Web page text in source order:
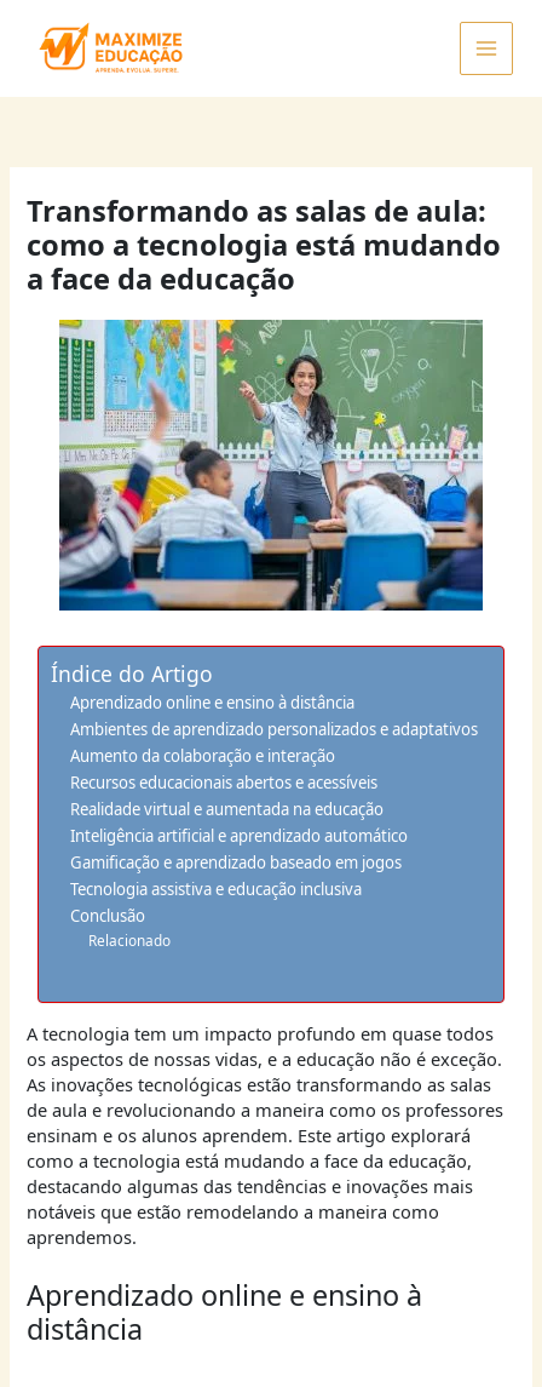
Transformando as salas de aula:
como a tecnologia está mudando
a face da educação
Índice do Artigo
Aprendizado online e ensino à distância
Ambientes de aprendizado personalizados e adaptativos
Aumento da colaboração e interação
Recursos educacionais abertos e acessíveis
Realidade virtual e aumentada na educação
Inteligência artificial e aprendizado automático
Gamificação e aprendizado baseado em jogos
Tecnologia assistiva e educação inclusiva
Conclusão
Relacionado
A tecnologia tem um impacto profundo em quase todos
os aspectos de nossas vidas, e a educação não é exceção.
As inovações tecnológicas estão transformando as salas
de aula e revolucionando a maneira como os professores
ensinam e os alunos aprendem. Este artigo explorará
como a tecnologia está mudando a face da educação,
destacando algumas das tendências e inovações mais
notáveis que estão remodelando a maneira como
aprendemos.
Aprendizado online e ensino à
distância